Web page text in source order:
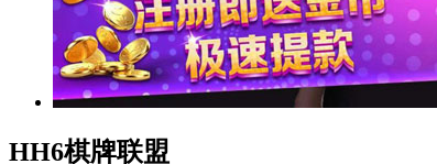
HH6棋牌联盟